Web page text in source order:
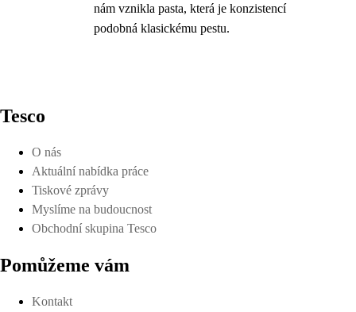
nám vznikla pasta, která je konzistencí
podobná klasickému pestu.
Tesco
O nás
Aktuální nabídka práce
Tiskové zprávy
Myslíme na budoucnost
Obchodní skupina Tesco
Pomůžeme vám
Kontakt